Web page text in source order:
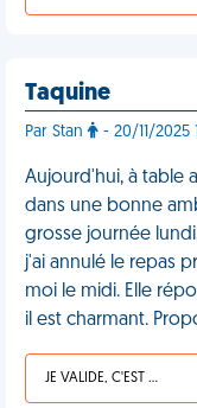
Taquine
Par Stan - 20/11/2025
Aujourd'hui, à table
dans une bonne
grosse journée
j'ai annulé le repas
moi le midi. Elle
il est charmant.
JE VALIDE, C'EST UNE VDM